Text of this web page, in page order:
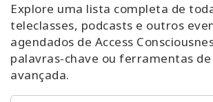
Sobre
Access
Bars
Explore uma lista completa de
teleclasses, podcasts e outros
agendados de Access
palavras-chave ou ferramentas de
avançada.